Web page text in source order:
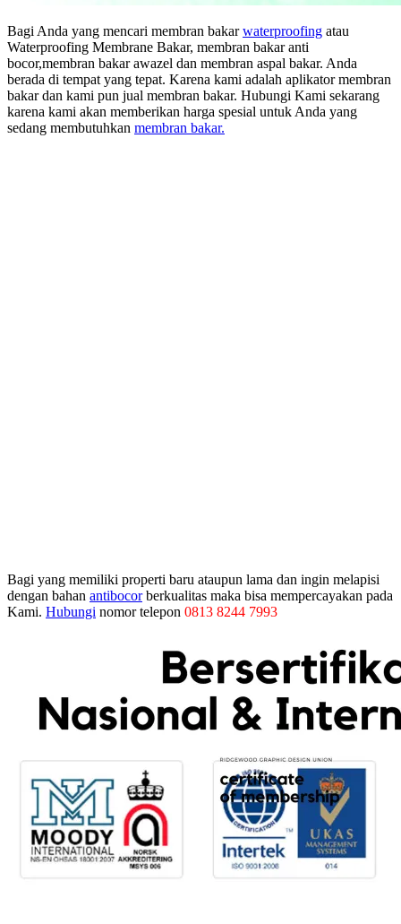
Bagi Anda yang mencari membran bakarwaterproofing atau
Waterproofing Membrane Bakar, membran bakar anti
bocor,membran bakar awazel dan membran aspal bakar. Anda
berada di tempat yang tepat. Karena kami adalah aplikator membran
bakar dan kami pun jual membran bakar. Hubungi Kami sekarang
karena kami akan memberikan harga spesial untuk Anda yang
sedang membutuhkan membran bakar.
Bagi yang memiliki properti baru ataupun lama dan ingin melapisi
dengan bahan antibocorberkualitas maka bisa mempercayakan pada
Kami. Hubungi nomor telepon 0813 8244 7993